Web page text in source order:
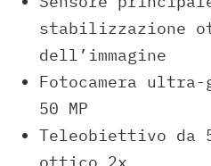
stabilizzazione
dell’immagine
Fotocamera ultra-
50 MP
Teleobiettivo da
ottico 2x